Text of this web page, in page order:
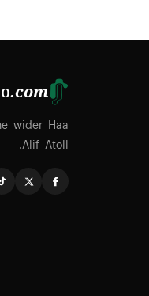
.com
wider Haa
Alif Atoll.